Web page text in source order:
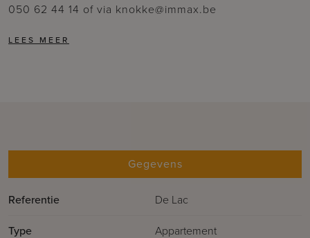
050 62 44 14 of via knokke@immax.be
Gegevens
Referentie
De Lac
Type
Appartement